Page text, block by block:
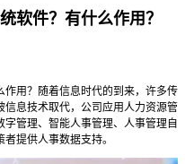
软件？有什么作用？
作用？随着信息时代的到来，许多传
息技术取代，公司应用人力资源管
管理、智能人事管理、人事管理自
提供人事数据支持。